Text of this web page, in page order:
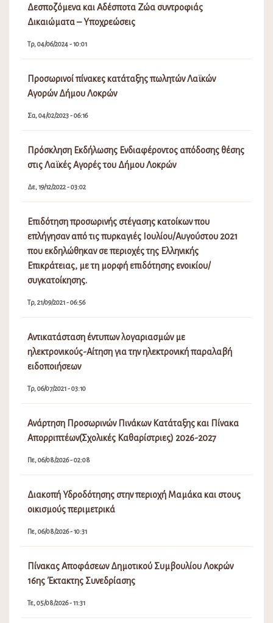
Δεσποζόμενα και Αδέσποτα Ζώα συντροφιάς
Δικαιώματα – Υποχρεώσεις
Τρ, 04/06/2024 - 10:01
Προσωρινοί πίνακες κατάταξης πωλητών Λαϊκών
Αγορών Δήμου Λοκρών
Σα, 04/02/2023 - 06:16
Πρόσκληση Εκδήλωσης Ενδιαφέροντος απόδοσης θέσης
στις Λαϊκές Αγορές του Δήμου Λοκρών
Δε, 19/12/2022 - 03:02
Επιδότηση προσωρινής στέγασης κατοίκων που
επλήγησαν από τις πυρκαγιές Ιουλίου/Αυγούστου 2021
που εκδηλώθηκαν σε περιοχές της Ελληνικής
Επικράτειας, με τη μορφή επιδότησης ενοικίου/
συγκατοίκησης.
Τρ, 21/09/2021 - 06:56
Αντικατάσταση έντυπων λογαριασμών με
ηλεκτρονικούς-Αίτηση για την ηλεκτρονική παραλαβή
ειδοποιήσεων
Τρ, 06/07/2021 - 03:10
Ανάρτηση Προσωρινών Πινάκων Κατάταξης και Πίνακα
Απορριπτέων(Σχολικές Καθαρίστριες) 2026-2027
Πε, 06/08/2026 - 02:08
Διακοπή Υδροδότησης στην περιοχή Μαμάκα και στους
οικισμούς περιμετρικά
Πε, 06/08/2026 - 10:31
Πίνακας Αποφάσεων Δημοτικού Συμβουλίου Λοκρών
16ης Έκτακτης Συνεδρίασης
Τε, 05/08/2026 - 11:31